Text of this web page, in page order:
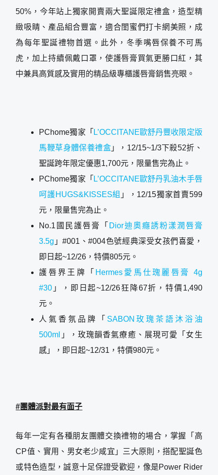
50%，今年站上獨家開賣兩大聖誕限定禮盒，造型精
緻吸睛、產品組合豐富，適合閨蜜們打卡網美照，成
為每年聖誕禮物首選。此外，冬季嘴唇保養不可馬
虎，加上持續佩戴口罩，使護唇膏買氣更勝口紅，其
中兼具高質感及實用的精品級專櫃護唇膏銷售亮眼。
PChome獨家「 L’OCCITANE歐舒丹豐收限定版
馬鞭草身體保養禮盒」，12/15~1/3下殺52折、
聖誕跨年限定優惠1,700元，限量售完為止。
PChome獨家「 L’OCCITANE歐舒丹乳油木手唇
呵護HUGS&KISSES組 」，12/15獨家首賣599
元，限量售完為止。
No.1國民護唇膏「 Dior迪奧癮誘粉漾潤唇膏
3.5g 」#001、#004色號經典深受女孩們喜愛，
即日起~12/26，特價805元。
護唇界王牌「 Hermes愛馬仕瑰麗唇膏 4g
#30 」，即日起~12/26狂降67折，特價1,490
元。
人氣香氛品牌「 SABON玫瑰茶語沐浴油
500ml 」，玫瑰韻香氣療癒、展現可愛「女生
感」，即日起~12/31，特價980元。
#團體派對最有面子
每年一定有各種朋友團體交換禮物的場合，掌握「高
CP值、實用、男女老少咸宜」三大原則，搭配聖誕色
或特色造型，誠意十足保證受歡迎，像是Power Rider